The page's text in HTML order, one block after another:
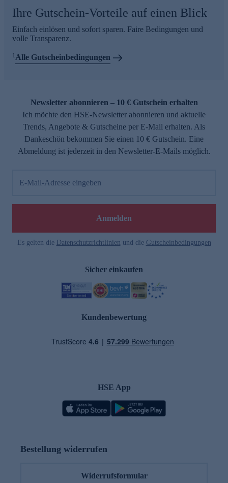
Ihre Gutschein-Vorteile auf einen Blick
Einfach einlösen und sofort sparen. Faire Bedingungen und
volle Transparenz.
1Alle Gutscheinbedingungen
Newsletter abonnieren – 10 € Gutschein erhalten
Ich möchte den HSE-Newsletter abonnieren und aktuelle
Trends, Angebote & Gutscheine per E-Mail erhalten. Als
Dankeschön bekommen Sie einen 10 € Gutschein. Eine
Abmeldung ist jederzeit in den Newsletter-E-Mails möglich.
E-Mail-Adresse eingeben
Anmelden
Es gelten die Datenschutzrichtlinien und die Gutscheinbedingungen
Sicher einkaufen
Kundenbewertung
HSE App
Bestellung widerrufen
Widerrufsformular